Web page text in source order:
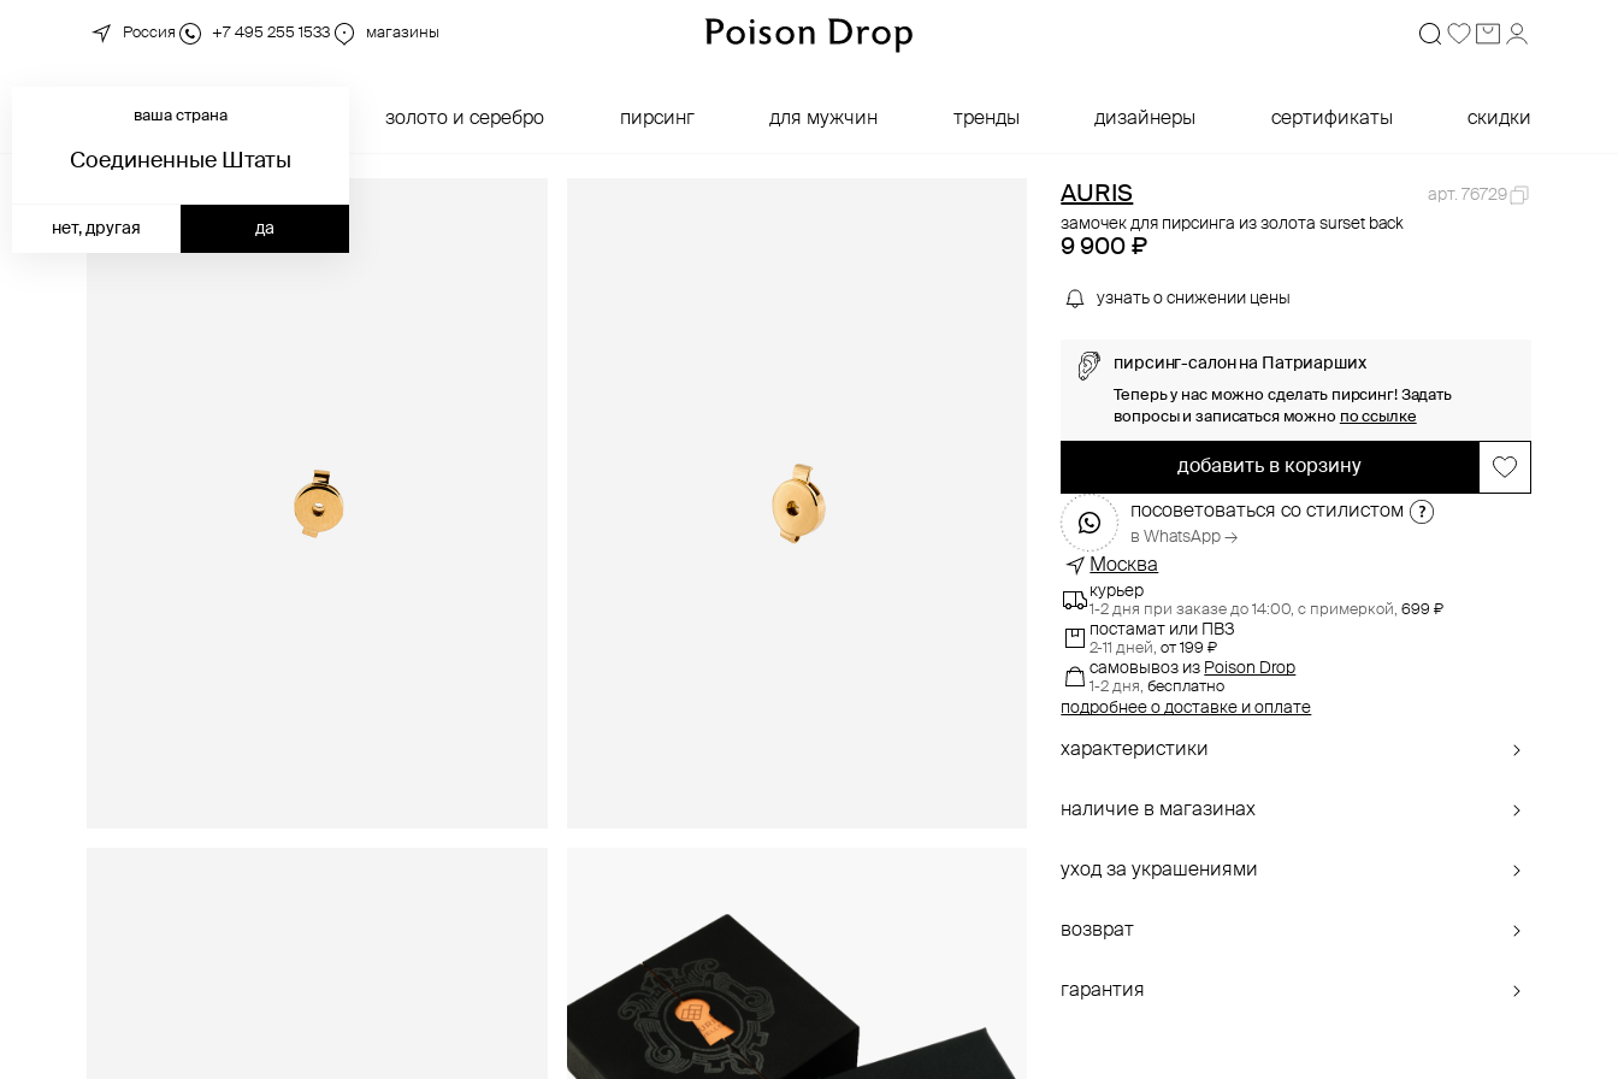
Россия +7 495 255 1533 магазины
новинки золото и серебро пирсинг для мужчин тренды дизайнеры сертификаты скидки
ваша страна
Соединенные Штаты
да
нет, другая
AURIS
арт. 76729
замочек для пирсинга из золота surset back
9 900 ₽
узнать о снижении цены
пирсинг-салон на Патриарших
Теперь у нас можно сделать пирсинг! Задать
вопросы и записаться можно по ссылке
добавить в корзину
посоветоваться со стилистом
в WhatsApp →
Москва
курьер
1-2 дня при заказе до 14:00,с примеркой, 699 ₽
постамат или ПВЗ
2-11 дней,от 199 ₽
самовывоз из Poison Drop
1-2 дня,бесплатно
подробнее о доставке и оплате
характеристики
наличие в магазинах
уход за украшениями
возврат
гарантия